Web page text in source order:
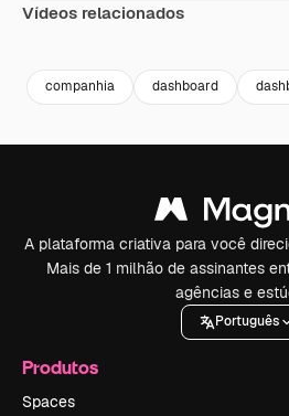
Vídeos relacionados
companhia dashboard
A plataforma criativa para você
Mais de 1 milhão de assinantes
agências e
Português
Produtos
Spaces